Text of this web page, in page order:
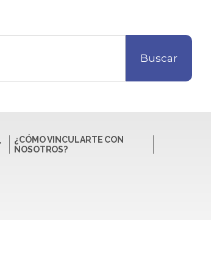
Buscar
¿CÓMO VINCULARTE CON
NOSOTROS?